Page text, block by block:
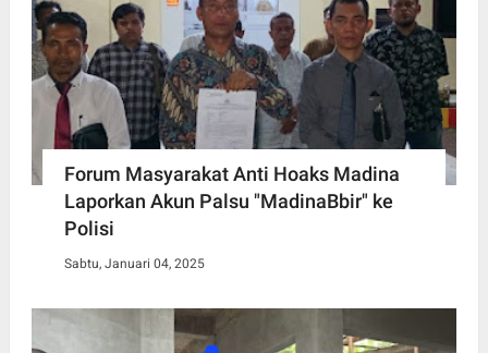
Forum Masyarakat Anti Hoaks Madina
Laporkan Akun Palsu "MadinaBbir" ke
Polisi
Sabtu, Januari 04, 2025